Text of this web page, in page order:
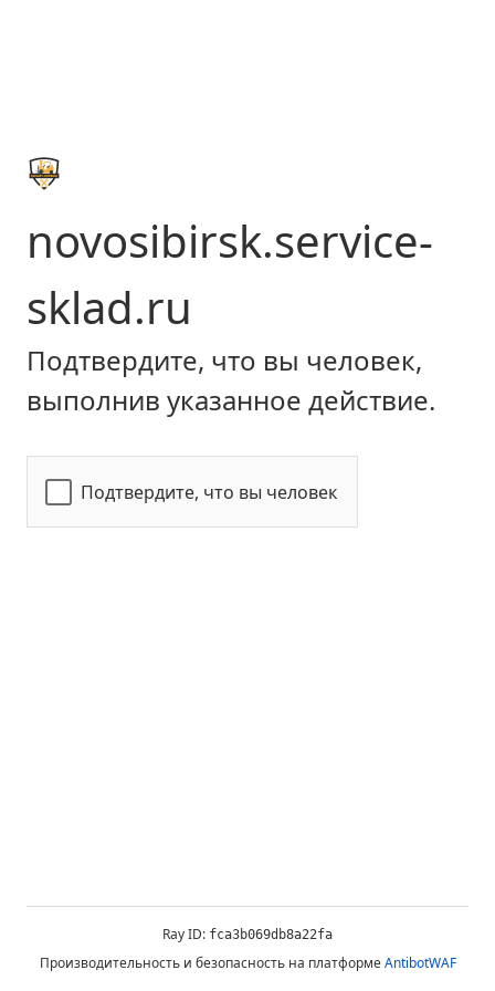
novosibirsk.service-
sklad.ru
Подтвердите, что вы человек,
выполнив указанное действие.
Подтвердите, что вы человек
Ray ID: fca3b069db8a22fa
Производительность и безопасность на платформеAntibotWAF